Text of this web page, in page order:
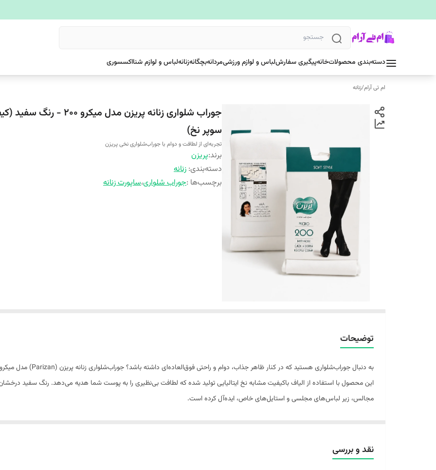
دسته‌بندی محصولاتخانهپیگیری سفارشلباس و لوازم ورزشیمردانهبچگانهزنانهلباس و لوازم شنااکسسوری
ام تی آرام/زنانه
جوراب شلواری زنانه پریزن مدل میکرو ۲۰۰ -
سوپر نخ)
تجربه‌ای از لطافت و دوام با جوراب‌شلواری نخی پریزن
برند:پریزن
دسته‌بندی: زنانه
برچسب‌ها :جوراب شلواری،ساپورت زنانه
توضیحات
این محصول با استفاده از الیاف باکیفیت مشابه نخ ایتالیایی تولید شده که لطافت بی‌نظیری را به پوست شما هدیه می‌دهد. رنگ سفید
مجالس، زیر لباس‌های مجلسی و استایل‌های خاص، ایده‌آل کرده است.
نقد و بررسی